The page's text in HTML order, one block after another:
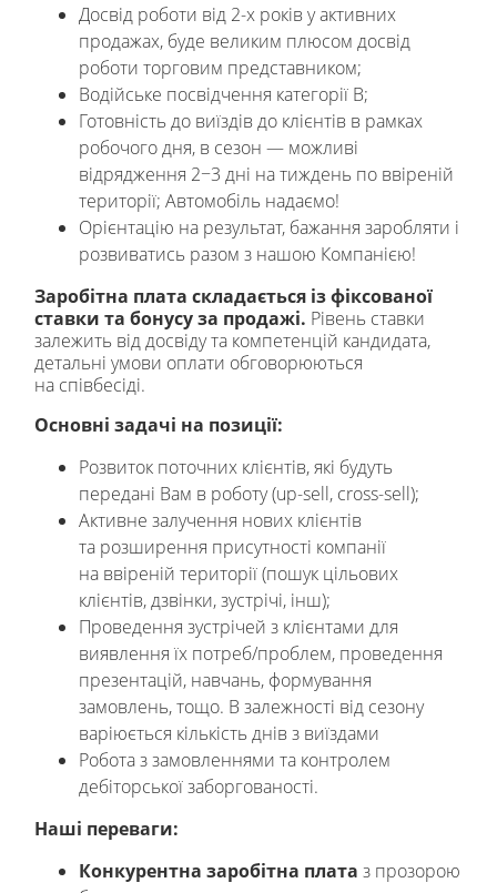
Досвід роботи від 2-х років у активних
продажах, буде великим плюсом досвід
роботи торговим представником;
Водійське посвідчення категорії В;
Готовність до виїздів до клієнтів в рамках
робочого дня, в сезон — можливі
відрядження 2−3 дні на тиждень по ввіреній
території; Автомобіль надаємо!
Орієнтацію на результат, бажання заробляти і
розвиватись разом з нашою Компанією!
Заробітна плата складається із фіксованої
ставки та бонусу за продажі. Рівень ставки
залежить від досвіду та компетенцій кандидата,
детальні умови оплати обговорюються
на співбесіді.
Основні задачі на позиції:
Розвиток поточних клієнтів, які будуть
передані Вам в роботу (up-sell, cross-sell);
Активне залучення нових клієнтів
та розширення присутності компанії
на ввіреній території (пошук цільових
клієнтів, дзвінки, зустрічі, інш);
Проведення зустрічей з клієнтами для
виявлення їх потреб/проблем, проведення
презентацій, навчань, формування
замовлень, тощо. В залежності від сезону
варіюється кількість днів з виїздами
Робота з замовленнями та контролем
дебіторської заборгованості.
Наші переваги:
Конкурентна заробітна плата з прозорою